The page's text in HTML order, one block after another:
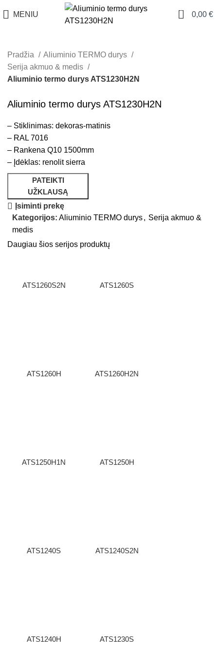
MENIU
0
0,00 €
Pradžia
Aliuminio TERMO durys
Serija akmuo & medis
Aliuminio termo durys ATS1230H2N
Aliuminio termo durys ATS1230H2N
– Stiklinimas: dekoras-matinis
– RAL 7016
– Rankena Q10 1500mm
– Įdėklas: renolit sierra
PATEIKTI
UŽKLAUSĄ
Įsiminti prekę
Kategorijos: Aliuminio TERMO durys, Serija akmuo &
medis
Daugiau šios serijos produktų
ATS1260S2N ATS1260S
ATS1260H ATS1260H2N
ATS1250H1N ATS1250H
ATS1240S ATS1240S2N
ATS1240H ATS1230S